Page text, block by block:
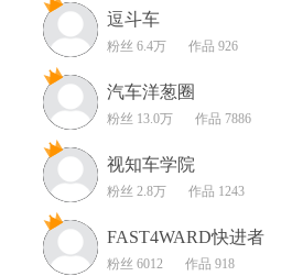
03:01
冰雪试驾极石
全球首试智己城
轻松入围第一梯
雪中“撒野” 没
么行？
逗斗车
粉丝 6.4万 作品 926
汽车洋葱圈
粉丝 13.0万 作品 7886
视知车学院
粉丝 2.8万 作品 1243
FAST4WARD快进者
粉丝 6012 作品 918